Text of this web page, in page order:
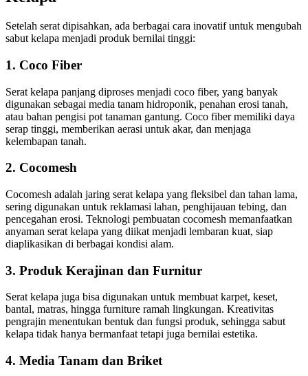
Setelah serat dipisahkan, ada berbagai cara inovatif untuk mengubah
sabut kelapa menjadi produk bernilai tinggi:
1. Coco Fiber
Serat kelapa panjang diproses menjadi coco fiber, yang banyak
digunakan sebagai media tanam hidroponik, penahan erosi tanah,
atau bahan pengisi pot tanaman gantung. Coco fiber memiliki daya
serap tinggi, memberikan aerasi untuk akar, dan menjaga
kelembapan tanah.
2. Cocomesh
Cocomesh adalah jaring serat kelapa yang fleksibel dan tahan lama,
sering digunakan untuk reklamasi lahan, penghijauan tebing, dan
pencegahan erosi. Teknologi pembuatan cocomesh memanfaatkan
anyaman serat kelapa yang diikat menjadi lembaran kuat, siap
diaplikasikan di berbagai kondisi alam.
3. Produk Kerajinan dan Furnitur
Serat kelapa juga bisa digunakan untuk membuat karpet, keset,
bantal, matras, hingga furniture ramah lingkungan. Kreativitas
pengrajin menentukan bentuk dan fungsi produk, sehingga sabut
kelapa tidak hanya bermanfaat tetapi juga bernilai estetika.
4. Media Tanam dan Briket